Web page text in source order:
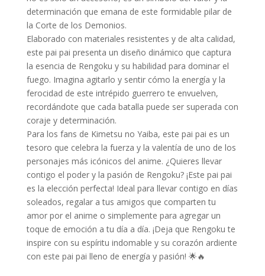
determinación que emana de este formidable pilar de
la Corte de los Demonios.
Elaborado con materiales resistentes y de alta calidad,
este pai pai presenta un diseño dinámico que captura
la esencia de Rengoku y su habilidad para dominar el
fuego. Imagina agitarlo y sentir cómo la energía y la
ferocidad de este intrépido guerrero te envuelven,
recordándote que cada batalla puede ser superada con
coraje y determinación.
Para los fans de Kimetsu no Yaiba, este pai pai es un
tesoro que celebra la fuerza y la valentía de uno de los
personajes más icónicos del anime. ¿Quieres llevar
contigo el poder y la pasión de Rengoku? ¡Este pai pai
es la elección perfecta! Ideal para llevar contigo en días
soleados, regalar a tus amigos que comparten tu
amor por el anime o simplemente para agregar un
toque de emoción a tu día a día. ¡Deja que Rengoku te
inspire con su espíritu indomable y su corazón ardiente
con este pai pai lleno de energía y pasión! 🌟🔥